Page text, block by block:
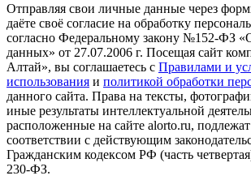
Отправляя свои личные данные через
даёте своё согласие на обработку
согласно Федеральному закону №152-ФЗ
данных» от 27.07.2006 г. Посещая сайт
Алтай», вы соглашаетесь с Правилами и
использования и политикой обработки
данного сайта. Права на тексты,
иные результаты интеллектуальной
расположенные на сайте alorto.ru,
соответствии с действующим
Гражданским кодексом РФ (часть
230-ФЗ.